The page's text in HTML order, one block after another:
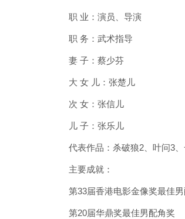
职 业：演员、导演
职 务：武术指导
妻 子：蔡少芬
大 女 儿：张楚儿
次 女：张信儿
儿 子：张乐儿
代表作品：杀破狼2、叶问3、
主要成就：
第33届香港电影金像奖最佳男
第20届华鼎奖最佳男配角奖